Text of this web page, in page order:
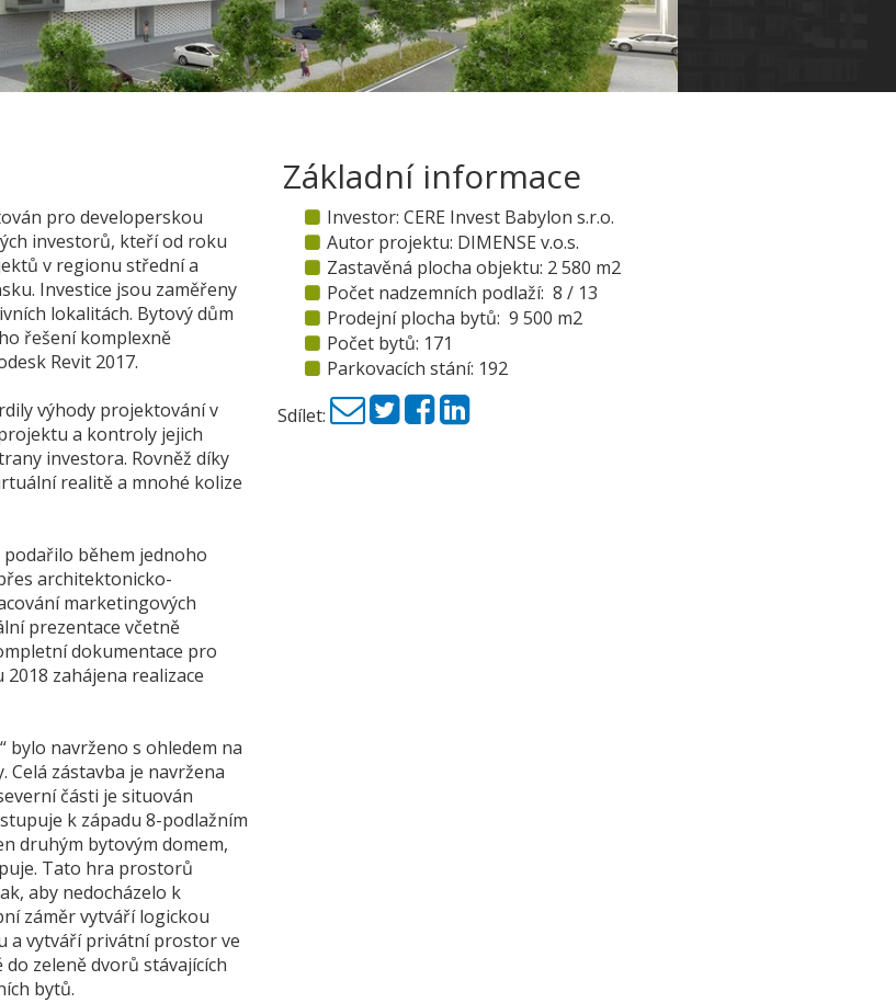
pro developerskou
investorů, kteří od roku
v regionu střední a
Investice jsou zaměřeny
lokalitách. Bytový dům
řešení komplexně
Revit 2017.
výhody projektování v
a kontroly jejich
investora. Rovněž díky
realitě a mnohé kolize
během jednoho
architektonicko-
marketingových
prezentace včetně
dokumentace pro
zahájena realizace
bylo navrženo s ohledem na
zástavba je navržena
části je situován
k západu 8-podlažním
druhým bytovým domem,
Tato hra prostorů
aby nedocházelo k
záměr vytváří logickou
a vytváří privátní prostor ve
zeleně dvorů stávajících
bytů.
Základní informace
Investor: CERE Invest Babylon s.r.o.
Autor projektu: DIMENSE v.o.s.
Zastavěná plocha objektu: 2 580 m2
Počet nadzemních podlaží: 8 / 13
Prodejní plocha bytů: 9 500 m2
Počet bytů: 171
Parkovacích stání: 192
Sdílet: